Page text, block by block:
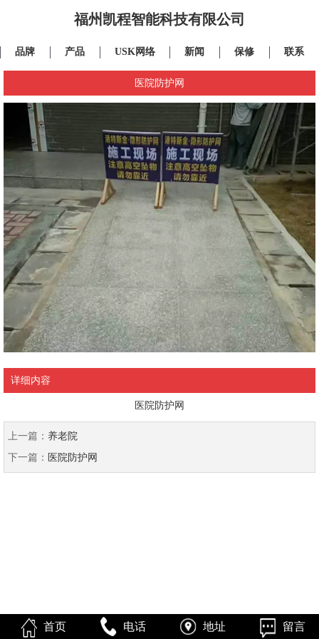
福州凯程智能科技有限公司
品牌 产品 USK网络 新闻 保修 联系
医院防护网
详细内容
医院防护网
上一篇： 养老院
下一篇： 医院防护网
首页 电话 地址 留言